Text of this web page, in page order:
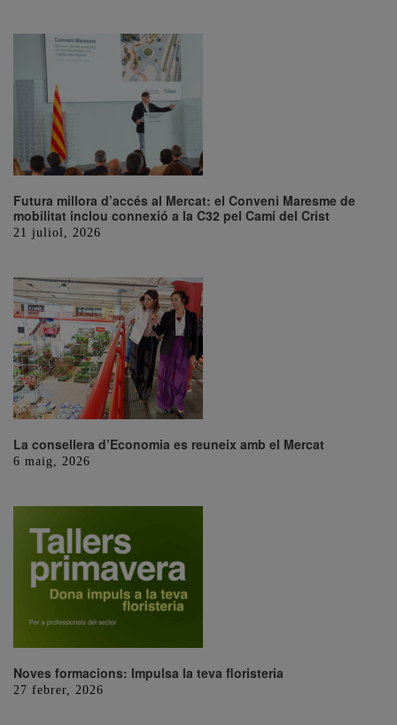
Futura millora d’accés al Mercat: el Conveni Maresme de
mobilitat inclou connexió a la C32 pel Camí del Crist
21 juliol, 2026
La consellera d’Economia es reuneix amb el Mercat
6 maig, 2026
Noves formacions: Impulsa la teva floristeria
27 febrer, 2026